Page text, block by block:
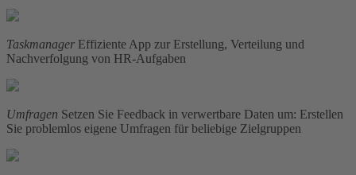
Taskmanager Effiziente App zur Erstellung, Verteilung und
Nachverfolgung von HR-Aufgaben
Umfragen Setzen Sie Feedback in verwertbare Daten um: Erstellen
Sie problemlos eigene Umfragen für beliebige Zielgruppen